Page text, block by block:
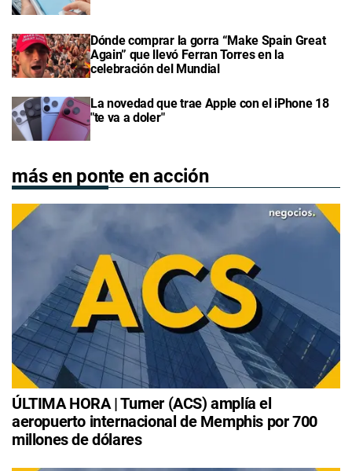
Dónde comprar la gorra “Make Spain Great
Again” que llevó Ferran Torres en la
celebración del Mundial
La novedad que trae Apple con el iPhone 18
"te va a doler"
más en ponte en acción
ÚLTIMA HORA | Turner (ACS) amplía el
aeropuerto internacional de Memphis por 700
millones de dólares